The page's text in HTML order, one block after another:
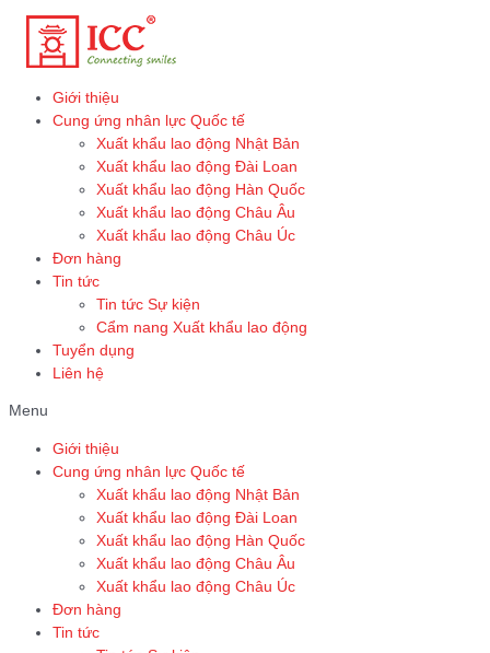
Skip
content
Giới thiệu
Cung ứng nhân lực Quốc tế
Xuất khẩu lao động Nhật Bản
Xuất khẩu lao động Đài Loan
Xuất khẩu lao động Hàn Quốc
Xuất khẩu lao động Châu Âu
Xuất khẩu lao động Châu Úc
Đơn hàng
Tin tức
Tin tức Sự kiện
Cẩm nang Xuất khẩu lao động
Tuyển dụng
Liên hệ
Menu
Giới thiệu
Cung ứng nhân lực Quốc tế
Xuất khẩu lao động Nhật Bản
Xuất khẩu lao động Đài Loan
Xuất khẩu lao động Hàn Quốc
Xuất khẩu lao động Châu Âu
Xuất khẩu lao động Châu Úc
Đơn hàng
Tin tức